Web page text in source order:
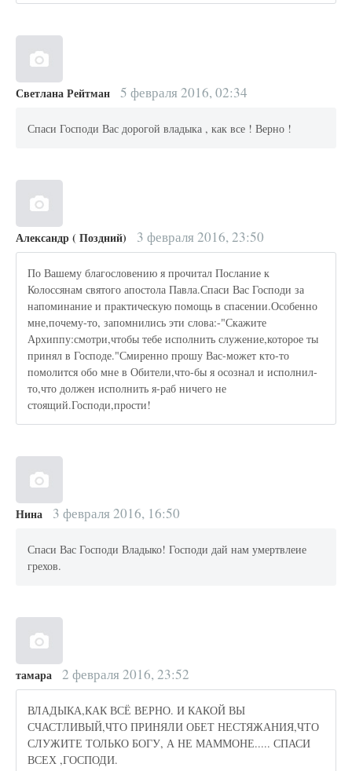
Светлана Рейтман 5 февраля 2016, 02:34
Спаси Господи Вас дорогой владыка , как все ! Верно !
Александр ( Поздний) 3 февраля 2016, 23:50
По Вашему благословению я прочитал Послание к
Колоссянам святого апостола Павла.Спаси Вас Господи за
напоминание и практическую помощь в спасении.Особенно
мне,почему-то, запомнились эти слова:-"Скажите
Архиппу:смотри,чтобы тебе исполнить служение,которое ты
принял в Господе."Смиренно прошу Вас-может кто-то
помолится обо мне в Обители,что-бы я осознал и исполнил-
то,что должен исполнить я-раб ничего не
стоящий.Господи,прости!
Нина 3 февраля 2016, 16:50
Спаси Вас Господи Владыко! Господи дай нам умертвлеие
грехов.
тамара 2 февраля 2016, 23:52
ВЛАДЫКА,КАК ВСЁ ВЕРНО. И КАКОЙ ВЫ
СЧАСТЛИВЫЙ,ЧТО ПРИНЯЛИ ОБЕТ НЕСТЯЖАНИЯ,ЧТО
СЛУЖИТЕ ТОЛЬКО БОГУ, А НЕ МАММОНЕ..... СПАСИ
ВСЕХ ,ГОСПОДИ.